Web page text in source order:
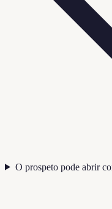
O prospeto pode abrir